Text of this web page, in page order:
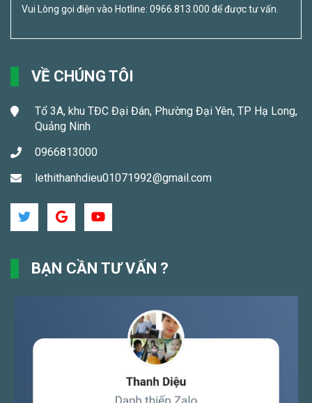
Vui Lòng gọi điện vào Hotline: 0966.813.000 để được tư vấn.
VỀ CHÚNG TÔI
Tổ 3A, khu TĐC Đại Đán, Phường Đại Yên, TP Hạ Long,
Quảng Ninh
0966813000
lethithanhdieu01071992@gmail.com
BẠN CẦN TƯ VẤN ?